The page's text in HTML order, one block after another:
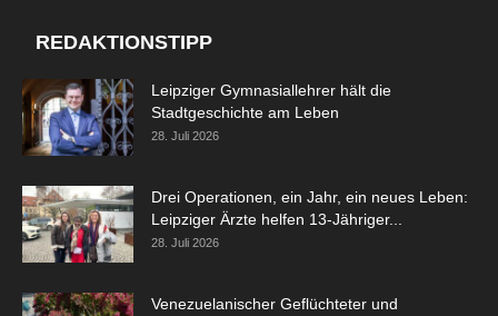
REDAKTIONSTIPP
Leipziger Gymnasiallehrer hält die
Stadtgeschichte am Leben
28. Juli 2026
Drei Operationen, ein Jahr, ein neues Leben:
Leipziger Ärzte helfen 13-Jähriger...
28. Juli 2026
Venezuelanischer Geflüchteter und